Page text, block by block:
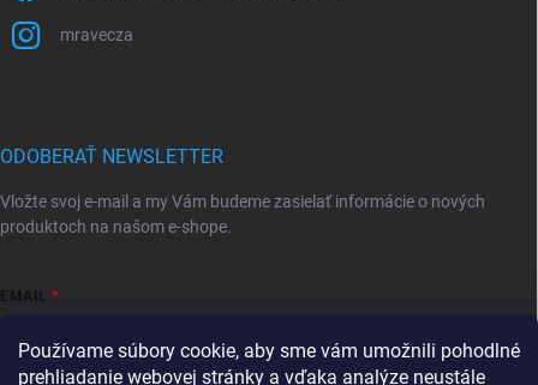
Používame súbory cookie, aby sme vám umožnili pohodlné
prehliadanie webovej stránky a vďaka analýze neustále
mravecza
ODOBERAŤ NEWSLETTER
Vložte svoj e-mail a my Vám budeme zasielať informácie o nových
produktoch na našom e-shope.
EMAIL